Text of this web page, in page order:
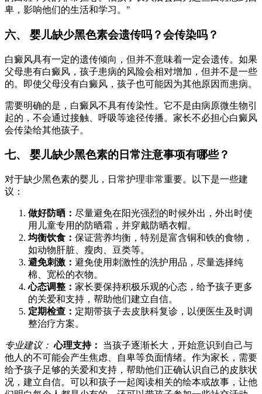
卑，影响他们的生活和学习。"
六、 婴儿缺少黑色素会遗传吗？会传染吗？
白癜风具有一定的遗传倾向，但并不意味着一定会遗传。如果
父母患有白癜风，孩子患病的风险会相对增加，但并不是一些
的。即使父母没有白癜风，孩子也可能因为其他原因而患病。
需要明确的是，白癜风不具有传染性。它不是由病原微生物引
起的，不会通过接触、呼吸等途径传播。家长不必担心白癜风
会传染给其他孩子。
七、 婴儿缺少黑色素的日常注意事项有哪些？
对于缺少黑色素的婴儿，日常护理非常重要。以下是一些建
议：
做好防晒： 尽量避免在阳光强烈的时候外出，外出时使
用儿童专用的防晒霜，并穿戴防晒衣帽。
均衡饮食： 保证营养均衡，特别是富含铜和铁的食物，
如动物肝脏、瘦肉、豆类等。
避免刺激： 避免使用刺激性的洗护用品，尽量选择纯
棉、宽松的衣物。
心态调整： 家长要保持积极乐观的心态，给予孩子更多
的关爱和支持，帮助他们建立自信。
定期检查： 定期带孩子去皮肤科复诊，以便医生及时调
整治疗方案。
专业建议： 心理支持：
当孩子逐渐长大，开始意识到自己与
他人的不可能会产生焦虑、自卑等负面情绪。作为家长，需要
给予孩子足够的关爱和支持，帮助他们正确认识自己的皮肤状
况，建立自信。可以和孩子一起阅读相关的绘本或故事，让他